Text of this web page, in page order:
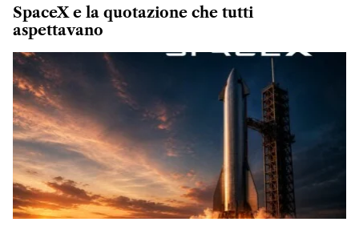
SpaceX e la quotazione che tutti
aspettavano